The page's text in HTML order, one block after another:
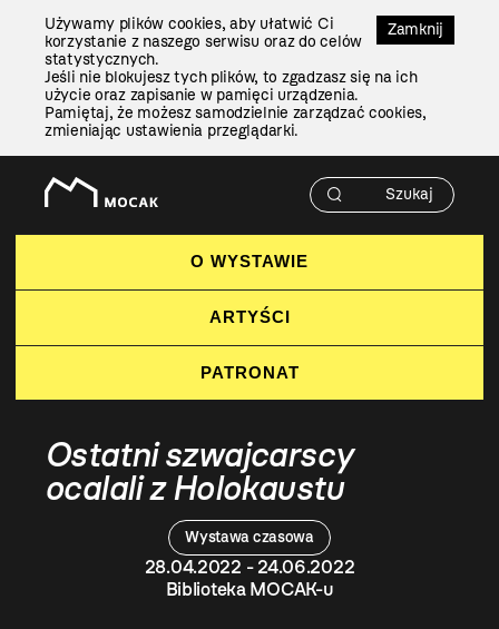
Zamknij
Używamy plików cookies, aby ułatwić Ci
korzystanie z naszego serwisu oraz do celów
statystycznych.
Jeśli nie blokujesz tych plików, to zgadzasz się na ich
użycie oraz zapisanie w pamięci urządzenia.
Pamiętaj, że możesz samodzielnie zarządzać cookies,
zmieniając ustawienia przeglądarki.
O WYSTAWIE
ARTYŚCI
PATRONAT
Wystawa czasowa
28.04.2022 - 24.06.2022
Biblioteka MOCAK-u
Ostatni szwajcarscy
ocalali z Holokaustu